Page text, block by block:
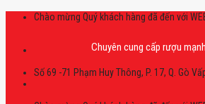
Skip
Chào mừng Quý khách hàng đã đến với
Chuyên cung cấp rượu mạnh
Số 69 -71 Phạm Huy Thông, P. 17, Q. Gò